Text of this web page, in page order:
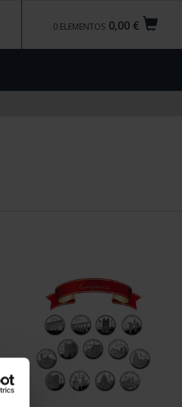
0,00 €
0 ELEMENTOS